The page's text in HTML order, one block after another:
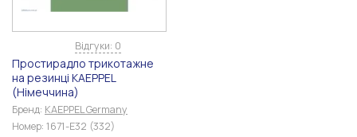
Відгуки: 0
Простирадло трикотажне
на резинці KAEPPEL
(Німеччина)
Бренд: KAEPPEL Germany
Номер: 1671-E32 (332)